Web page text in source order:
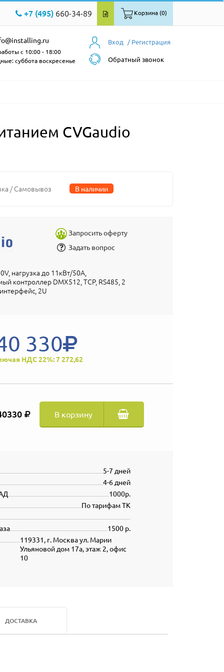
+7 (495) 660-34-89 Корзина (0)
Вход / Регистрация
Обратный звонок
с 10:00 - 18:00
суббота воскресенье
CVGaudio
/ Самовывоз В наличии
Запросить оферту
Задать вопрос
нагрузка до 11кВт/50A,
контроллер DMX512, TCP, RS485, 2
2U
330
НДС 22%: 7 272,62
В корзину
5-7 дней
4-6 дней
1000р.
По тарифам ТК
1500 р.
119331, г. Москва ул. Марии
Ульяновой дом 17а, этаж 2, офис
10
ДОСТАВКА